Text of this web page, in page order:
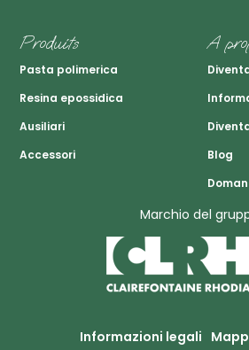
Produits
Pasta polimerica
Resina epossidica
Ausiliari
Accessori
A
Blog
Marchio del
Informazioni legali